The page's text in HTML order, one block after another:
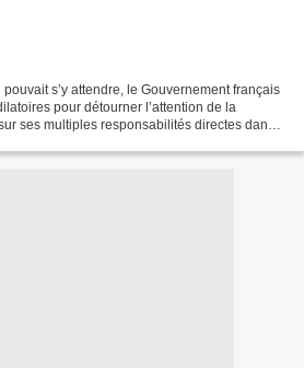
s’y attendre, le Gouvernement français
pour détourner l’attention de la
ses multiples responsabilités directes dans